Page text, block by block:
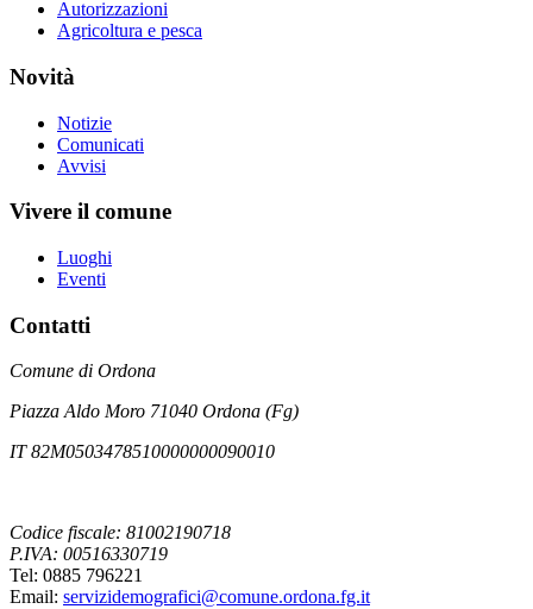
Autorizzazioni
Agricoltura e pesca
Novità
Notizie
Comunicati
Avvisi
Vivere il comune
Luoghi
Eventi
Contatti
Comune di Ordona
Piazza Aldo Moro 71040 Ordona (Fg)
IT 82M0503478510000000090010
Codice fiscale: 81002190718
P.IVA: 00516330719
Tel: 0885 796221
Email: servizidemografici@comune.ordona.fg.it